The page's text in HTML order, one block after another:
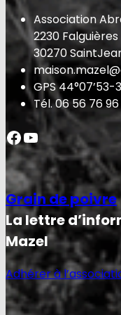
Association
2230 Falguières
30270
GPS 44°07’53-3
Tél. 06 56 76
Facebook YouTube
Grain de poivre
La lettre
Mazel
Adhérer à